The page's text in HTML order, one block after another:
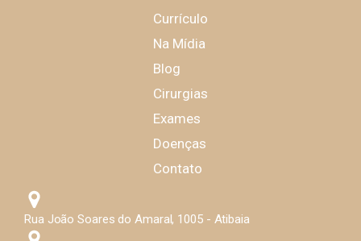
Currículo
Na Mídia
Blog
Cirurgias
Exames
Doenças
Contato
Rua João Soares do Amaral, 1005 - Atibaia